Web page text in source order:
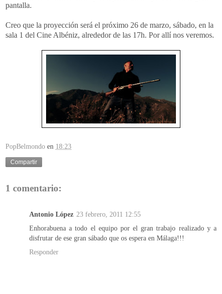
pantalla.
Creo que la proyección será el próximo 26 de marzo, sábado, en la
sala 1 del Cine Albéniz, alrededor de las 17h. Por allí nos veremos.
PopBelmondo en 18:23
Compartir
1 comentario:
Antonio López 23 febrero, 2011 12:55
Enhorabuena a todo el equipo por el gran trabajo realizado y a
disfrutar de ese gran sábado que os espera en Málaga!!!
Responder